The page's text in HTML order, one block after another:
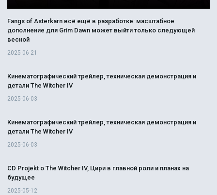
Fangs of Asterkarn всё ещё в разработке: масштабное
дополнение для Grim Dawn может выйти только следующей
весной
2025-06-21
Кинематографический трейлер, техническая демонстрация и
детали The Witcher IV
2025-06-03
Кинематографический трейлер, техническая демонстрация и
детали The Witcher IV
2025-06-03
CD Projekt о The Witcher IV, Цири в главной роли и планах на
будущее
2025-05-12